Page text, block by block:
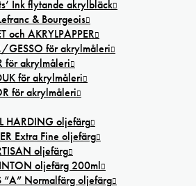
Ink flytande akrylbläck
& Bourgeois
och AKRYLPAPPER
GESSO för akrylmåleri
för akrylmåleri
för akrylmåleri
för akrylmåleri
HARDING oljefärg
Extra Fine oljefärg
oljefärg
oljefärg 200ml
”A” Normalfärg oljefärg